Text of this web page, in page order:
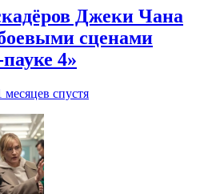
Джеки Чана
сценами
4»
месяцев спустя